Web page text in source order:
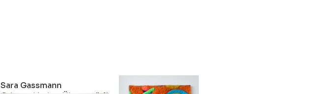
Sara Gassmann
Sara Gassmann